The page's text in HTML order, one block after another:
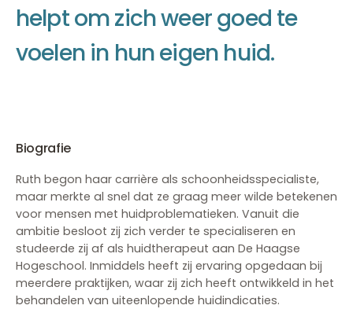
helptomzichweergoed te
voelen in huneigen huid.
Biografie
Ruth begon haar carrière als schoonheidsspecialiste,
maar merkte al snel dat ze graag meer wilde betekenen
voor mensen met huidproblematieken. Vanuit die
ambitie besloot zij zich verder te specialiseren en
studeerde zij af als huidtherapeut aan De Haagse
Hogeschool. Inmiddels heeft zij ervaring opgedaan bij
meerdere praktijken, waar zij zich heeft ontwikkeld in het
behandelen van uiteenlopende huidindicaties.